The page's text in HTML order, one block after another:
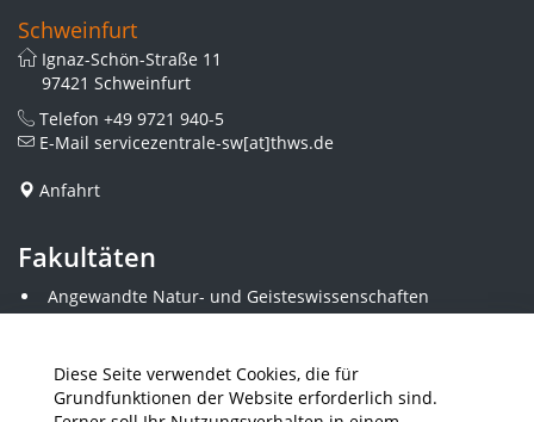
Diese Seite verwendet Cookies, die für
Grundfunktionen der Website erforderlich sind.
Schweinfurt
Ignaz-Schön-Straße 11
97421 Schweinfurt
Telefon +49 9721 940-5
E-Mail servicezentrale-sw[at]thws.de
Anfahrt
Fakultäten
Angewandte Natur- und Geisteswissenschaften
Angewandte Sozialwissenschaften
Elektrotechnik
Gestaltung
Informatik und Wirtschaftsinformatik